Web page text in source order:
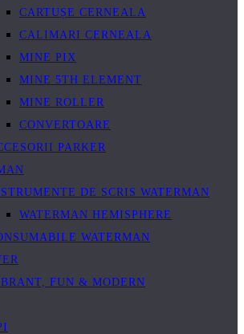
CARTUȘE CERNEALA
CALIMARI CERNEALA
MINE PIX
MINE 5TH ELEMENT
MINE ROLLER
CONVERTOARE
PARKER
DE SCRIS WATERMAN
WATERMAN HEMISPHERE
WATERMAN
FUN & MODERN